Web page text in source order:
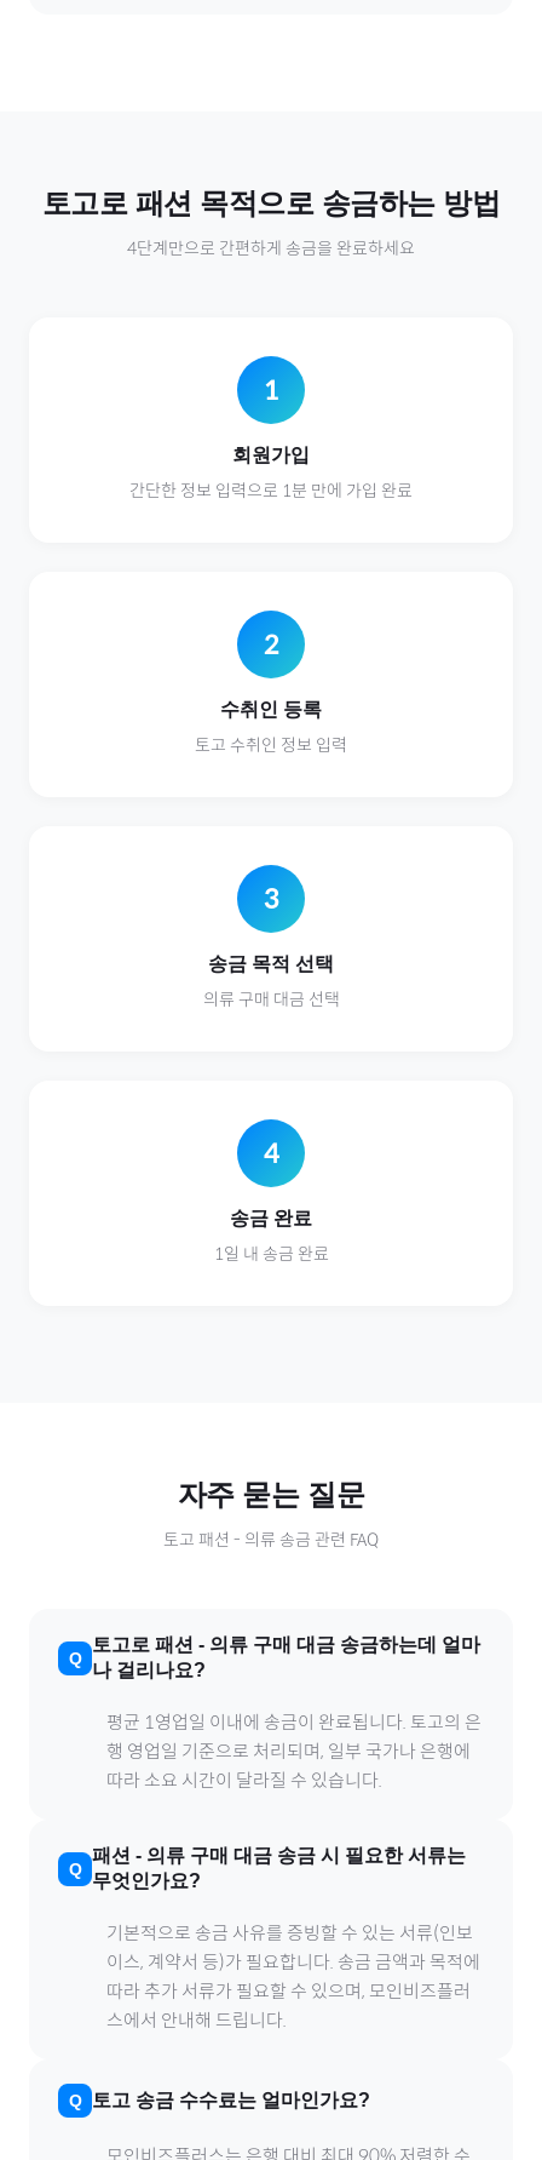
토고로 패션 목적으로 송금하는 방법
4단계만으로 간편하게 송금을 완료하세요
1
회원가입
간단한 정보 입력으로 1분 만에 가입 완료
2
수취인 등록
토고 수취인 정보 입력
3
송금 목적 선택
의류 구매 대금 선택
4
송금 완료
1일 내 송금 완료
자주 묻는 질문
토고 패션 - 의류 송금 관련 FAQ
토고로 패션 - 의류 구매 대금 송금하는데 얼마
나 걸리나요?
평균 1영업일 이내에 송금이 완료됩니다. 토고의 은
행 영업일 기준으로 처리되며, 일부 국가나 은행에
따라 소요 시간이 달라질 수 있습니다.
패션 - 의류 구매 대금 송금 시 필요한 서류는
무엇인가요?
기본적으로 송금 사유를 증빙할 수 있는 서류(인보
이스, 계약서 등)가 필요합니다. 송금 금액과 목적에
따라 추가 서류가 필요할 수 있으며, 모인비즈플러
스에서 안내해 드립니다.
토고 송금 수수료는 얼마인가요?